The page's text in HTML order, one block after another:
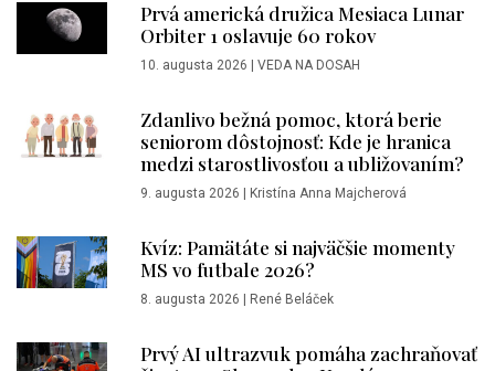
Prvá americká družica Mesiaca Lunar
Orbiter 1 oslavuje 60 rokov
10. augusta 2026 VEDA NA DOSAH
Zdanlivo bežná pomoc, ktorá berie
seniorom dôstojnosť: Kde je hranica
medzi starostlivosťou a ubližovaním?
9. augusta 2026 Kristína Anna Majcherová
Kvíz: Pamätáte si najväčšie momenty
MS vo futbale 2026?
8. augusta 2026 René Beláček
Prvý AI ultrazvuk pomáha zachraňovať